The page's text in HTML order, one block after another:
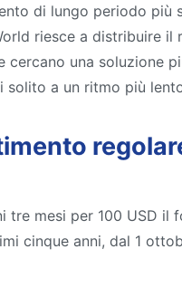
di lungo periodo più
riesce a distribuire
una soluzione
a un ritmo più
tre mesi per 100 USD
cinque anni, dal 1